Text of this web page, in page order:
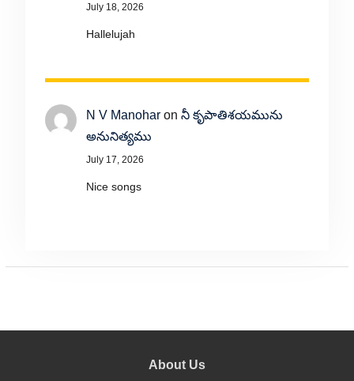
July 18, 2026
Hallelujah
N V Manoharon నీ కృపాతిశయమును
అనునిత్యము
July 17, 2026
Nice songs
About Us